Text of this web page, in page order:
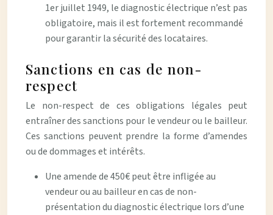
1er juillet 1949, le diagnostic électrique n’est pas
obligatoire, mais il est fortement recommandé
pour garantir la sécurité des locataires.
Sanctions en cas de non-
respect
Le non-respect de ces obligations légales peut
entraîner des sanctions pour le vendeur ou le bailleur.
Ces sanctions peuvent prendre la forme d’amendes
ou de dommages et intérêts.
Une amende de 450€ peut être infligée au
vendeur ou au bailleur en cas de non-
présentation du diagnostic électrique lors d’une